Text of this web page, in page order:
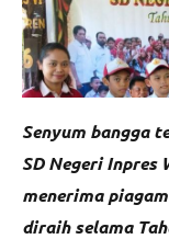
Senyum bangga
SD Negeri Inpres
menerima
diraih selama